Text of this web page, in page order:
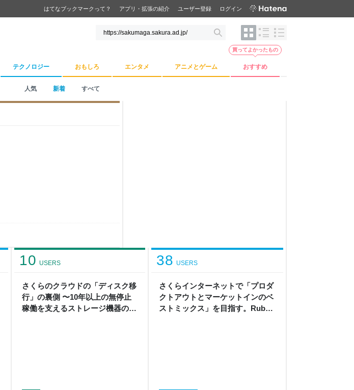
はてなブックマークって？ アプリ・拡張の紹介 ユーザー登録 ログイン
テクノロジー おもしろ エンタメ アニメとゲーム おすすめ
買ってよかったもの
人気 新着 すべて
さくらのクラウドの「ディスク移
行」の裏側 〜10年以上の無停止
稼働を支えるストレージ機器の老
10 USERS
さくらインターネットで「プロダ
クトアウトとマーケットインのベ
ストミックス」を目指す。Ruby
38 USERS